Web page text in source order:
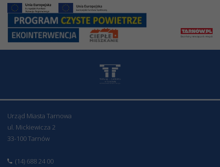
Urząd Miasta Tarnowa
ul. Mickiewicza 2
33-100 Tarnów
(14) 688 24 00